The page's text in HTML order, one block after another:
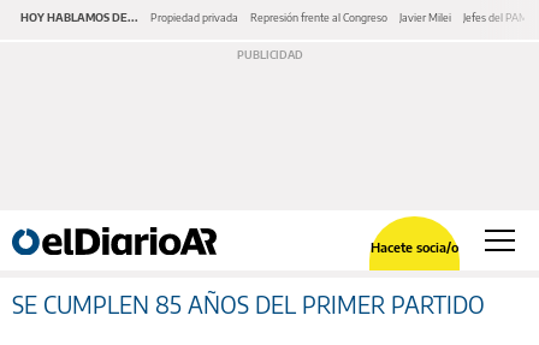
HOY HABLAMOS DE... Propiedad privada Represión frente al Congreso Javier Milei Jefes del PAMI
Hacete socia/o
SE CUMPLEN 85 AÑOS DEL PRIMER PARTIDO